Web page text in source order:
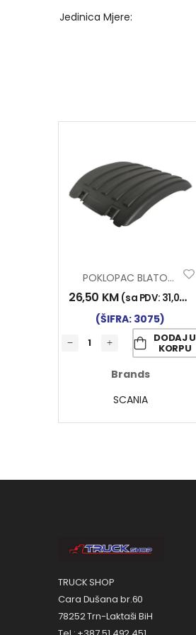
Jedinica Mjere
POKLOPAC BLATOBRANA SCANIA
26,50 KM (sa PDV: 31,00
(ŠIFRA: 3075)
DODAJ U
KORPU
Brands
SCANIA
TRUCK SHOP
Cara Dušana br.60
78252 Trn-Laktaši BiH